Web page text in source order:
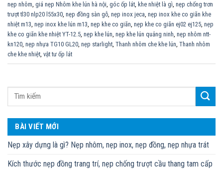
BÀI VIẾT MỚI
Nẹp xây dựng là gì? Nẹp nhôm, nẹp inox, nẹp đồng, nẹp nhựa trát
Kích thước nẹp đồng trang trí, nẹp chống trượt cầu thang tam cấp
nẹp nhôm, giá nẹp Nhôm khe lún hà nội, góc ốp lát, khe nhiệt là gì, nẹp chống trơn
trượt tl30 nlp20 l55x30, nẹp đồng sàn gỗ, nẹp inox jeca, nẹp inox khe co giãn khe
nhiệt m13, nẹp inox khe lún m13, nẹp khe co giãn, nẹp khe co giãn ej02 ej125, nẹp
khe co giãn khe nhiệt YT-12.5, nẹp khe lún, nẹp khe lún quảng ninh, nẹp nhôm ntt-
kn120, nẹp nhựa TG10 GL20, nẹp starlight, Thanh nhôm che khe lún, Thanh nhôm
che khe nhiệt, vật tư ốp lát